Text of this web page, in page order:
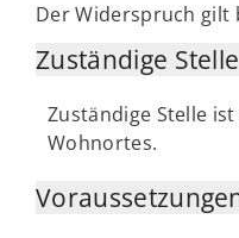
Der Widerspruch gilt
Zuständige Stelle
Zuständige Stelle
Wohnortes.